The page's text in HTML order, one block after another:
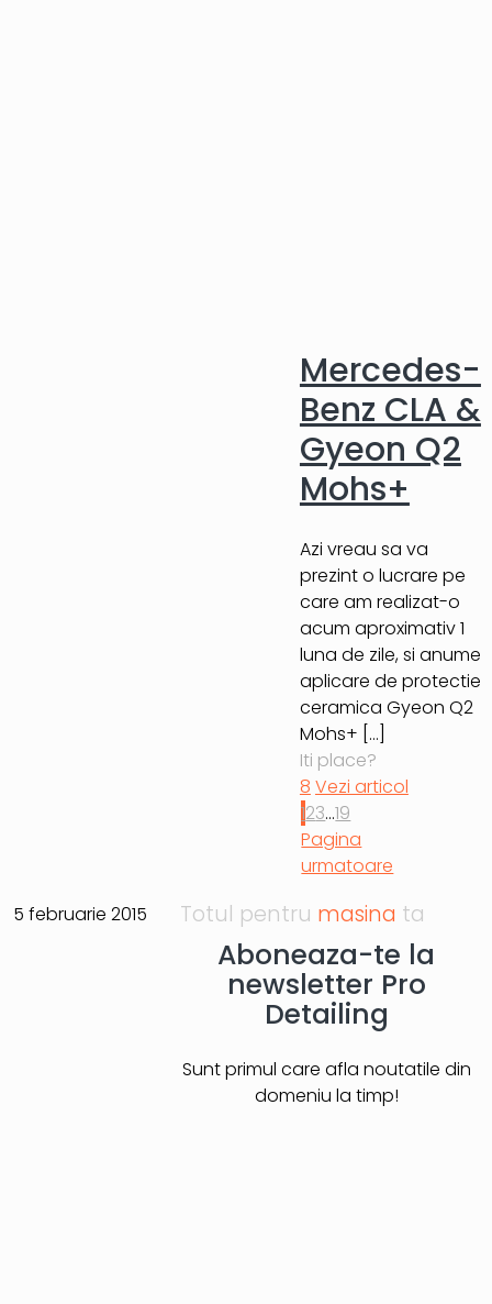
Mercedes-
Benz CLA &
Gyeon Q2
Mohs+
Azi vreau sa va
prezint o lucrare pe
care am realizat-o
acum aproximativ 1
luna de zile, si anume
aplicare de protectie
ceramica Gyeon Q2
Mohs+ […]
Iti place?
8 Vezi articol
123...19
Pagina
urmatoare
5 februarie 2015
Totul pentru masina ta
Aboneaza-te la
newsletter Pro
Detailing
Sunt primul care afla noutatile din
domeniu la timp!